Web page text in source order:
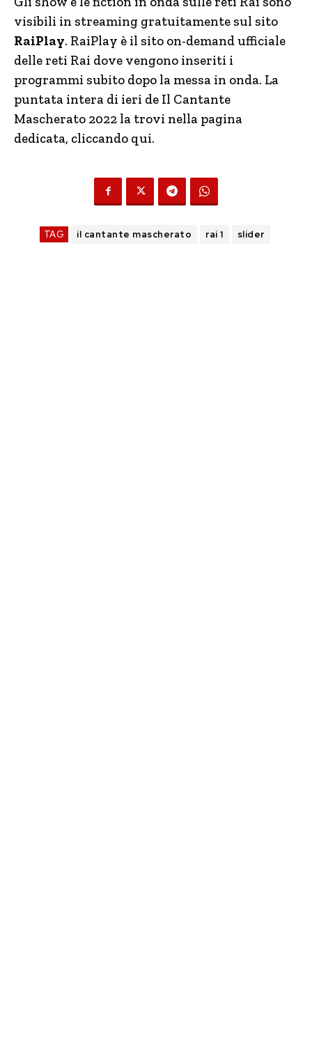
visibili in streaming gratuitamente sul sito
RaiPlay. RaiPlay è il sito on-demand ufficiale
delle reti Rai dove vengono inseriti i
programmi subito dopo la messa in onda. La
puntata intera di ieri de Il Cantante
Mascherato 2022 la trovi nella pagina
dedicata, cliccando qui.
TAG il cantante mascherato rai 1 slider